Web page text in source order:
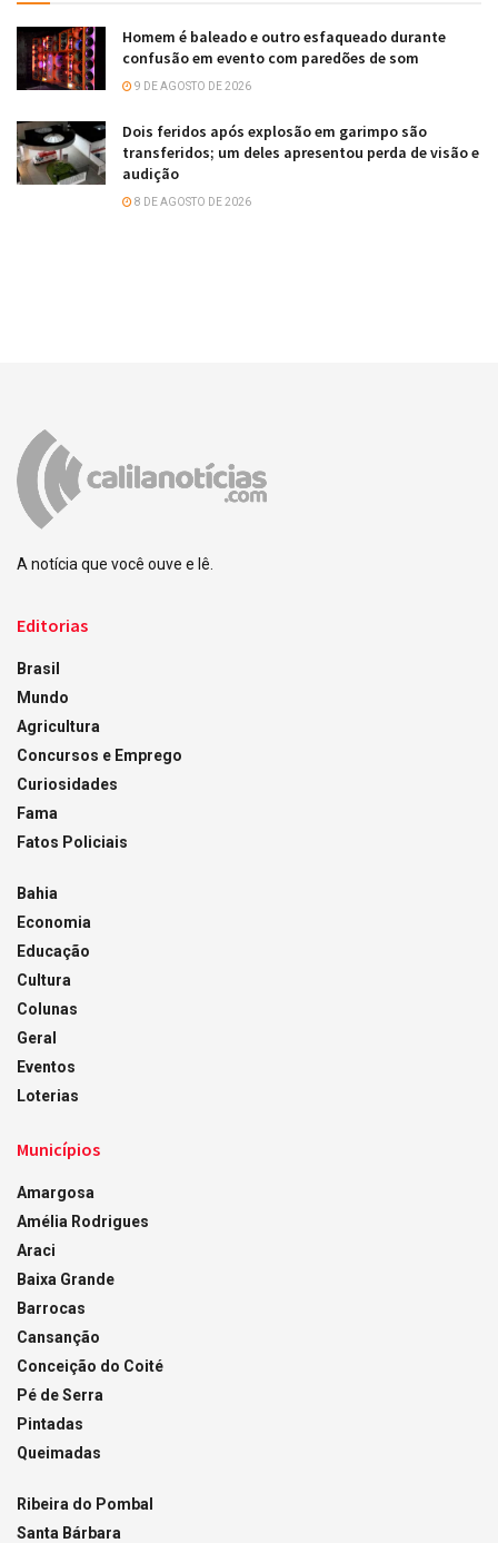
Homem é baleado e outro esfaqueado durante
confusão em evento com paredões de som
9 DE AGOSTO DE 2026
Dois feridos após explosão em garimpo são
transferidos; um deles apresentou perda de visão e
audição
8 DE AGOSTO DE 2026
A notícia que você ouve e lê.
Editorias
Brasil
Mundo
Agricultura
Concursos e Emprego
Curiosidades
Fama
Fatos Policiais
Bahia
Economia
Educação
Cultura
Colunas
Geral
Eventos
Loterias
Municípios
Amargosa
Amélia Rodrigues
Araci
Baixa Grande
Barrocas
Cansanção
Conceição do Coité
Pé de Serra
Pintadas
Queimadas
Ribeira do Pombal
Santa Bárbara